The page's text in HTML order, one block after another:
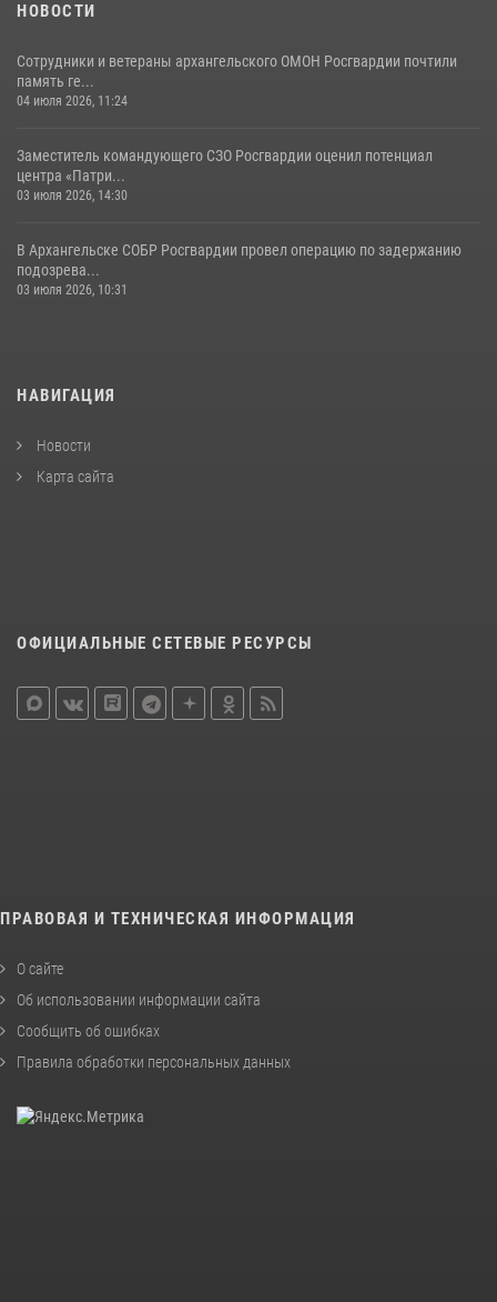
НОВОСТИ
Сотрудники и ветераны архангельского ОМОН Росгвардии почтили
память ге...
04 июля 2026, 11:24
Заместитель командующего СЗО Росгвардии оценил потенциал
центра «Патри...
03 июля 2026, 14:30
В Архангельске СОБР Росгвардии провел операцию по задержанию
подозрева...
03 июля 2026, 10:31
НАВИГАЦИЯ
Новости
Карта сайта
ОФИЦИАЛЬНЫЕ СЕТЕВЫЕ РЕСУРСЫ
ПРАВОВАЯ И ТЕХНИЧЕСКАЯ ИНФОРМАЦИЯ
О сайте
Об использовании информации сайта
Сообщить об ошибках
Правила обработки персональных данных